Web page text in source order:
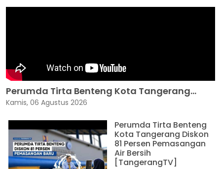
Perumda Tirta Benteng Kota Tangerang...
Kamis, 06 Agustus 2026
Perumda Tirta Benteng
Kota Tangerang Diskon
81 Persen Pemasangan
Air Bersih
[TangerangTV]